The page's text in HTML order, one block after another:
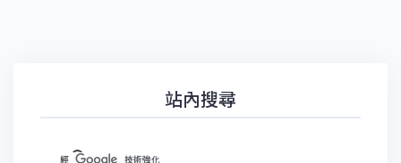
站內搜尋